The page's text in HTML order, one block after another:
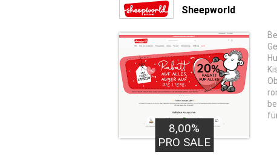
Sheepworld
8,00%
PRO SALE